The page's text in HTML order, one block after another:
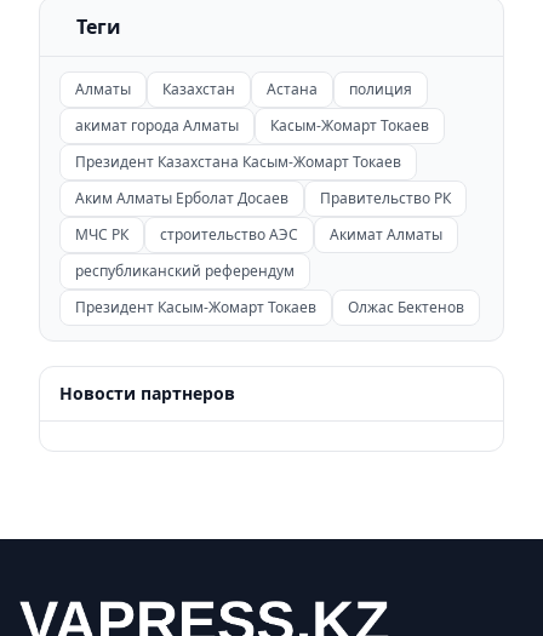
Теги
Алматы Казахстан Астана
полиция
акимат города Алматы
Касым-Жомарт Токаев
Президент Казахстана Касым-Жомарт Токаев
Аким Алматы Ерболат Досаев
Правительство РК
МЧС РК
строительство АЭС
Акимат Алматы
республиканский референдум
Президент Касым-Жомарт Токаев
Олжас Бектенов
Новости партнеров